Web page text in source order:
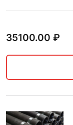
35100.00 ₽